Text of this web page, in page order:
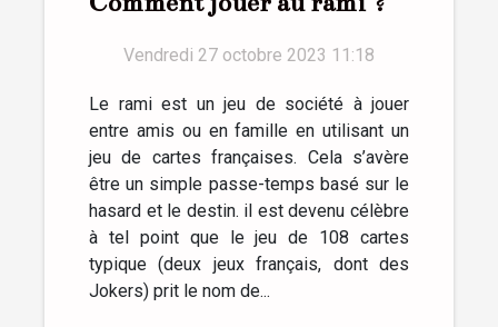
Vendredi 27 octobre 2023 11:18
Le rami est un jeu de société à jouer
entre amis ou en famille en utilisant un
jeu de cartes françaises. Cela s’avère
être un simple passe-temps basé sur le
hasard et le destin. il est devenu célèbre
à tel point que le jeu de 108 cartes
typique (deux jeux français, dont des
Jokers) prit le nom de...